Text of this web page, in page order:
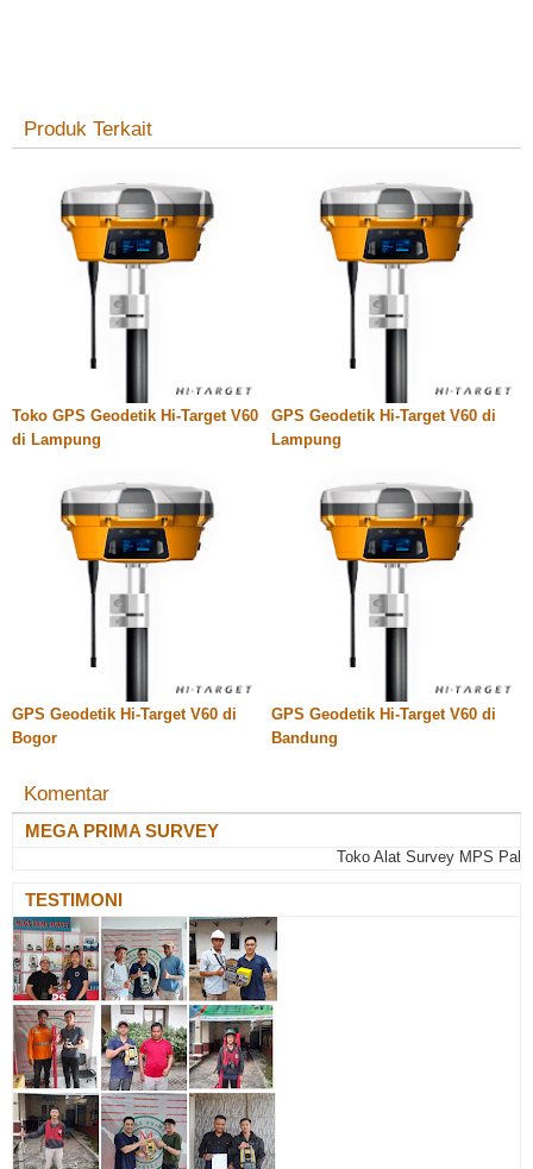
Produk Terkait
Toko GPS Geodetik Hi-Target V60
di Lampung
GPS Geodetik Hi-Target V60 di
Lampung
GPS Geodetik Hi-Target V60 di
Bogor
GPS Geodetik Hi-Target V60 di
Bandung
Komentar
MEGA PRIMA SURVEY
Toko Alat Survey MPS
TESTIMONI